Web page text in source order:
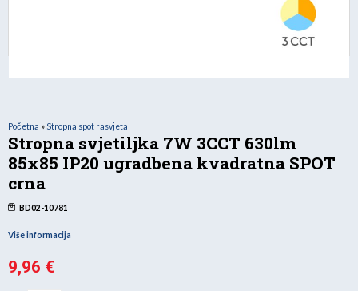
Početna » Stropna spot rasvjeta
Stropna svjetiljka 7W 3CCT 630lm
85x85 IP20 ugradbena kvadratna SPOT
crna
BD02-10781
Više informacija
9,96 €